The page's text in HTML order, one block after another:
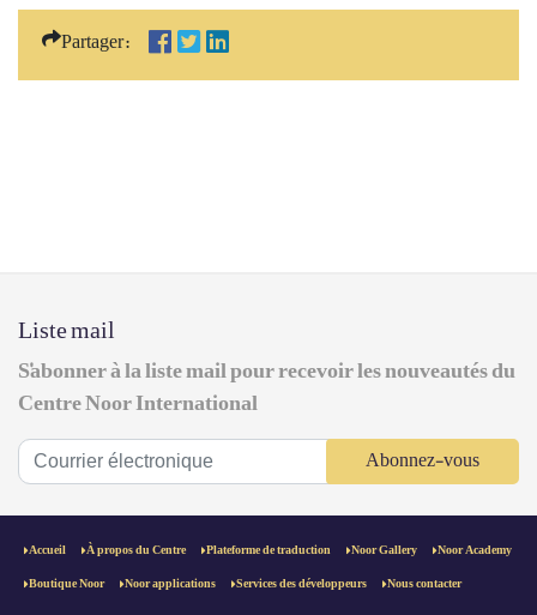
Partager:
Liste mail
S'abonner à la liste mail pour recevoir les nouveautés du
Centre Noor International
Abonnez-vous
Accueil À propos du Centre Plateforme de traduction Noor Gallery Noor Academy
Boutique Noor Noor applications Services des développeurs Nous contacter